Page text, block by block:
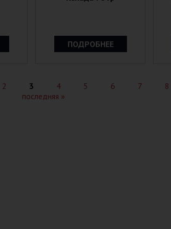
ПОДРОБНЕЕ
2 3 4 5 6 7 8
последняя »